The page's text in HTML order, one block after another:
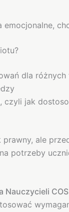
dla
jak
ale
potrzeby
Nauczycieli